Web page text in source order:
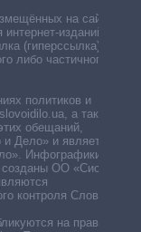
на сайте,
изданий —
(гиперссылка)
либо частичного
политиков и
а также
обещаний,
Дело» и является
Инфографики,
ОО «Система
контроля Слово и
на правах